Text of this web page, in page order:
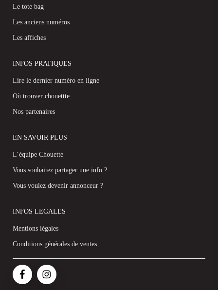
Le tote bag
Les anciens numéros
Les affiches
INFOS PRATIQUES
Lire le dernier numéro en ligne
Où trouver chouettte
Nos partenaires
EN SAVOIR PLUS
L’équipe Chouette
Vous souhaitez partager une info ?
Vous voulez devenir annonceur ?
INFOS LEGALES
Mentions légales
Conditions générales de ventes